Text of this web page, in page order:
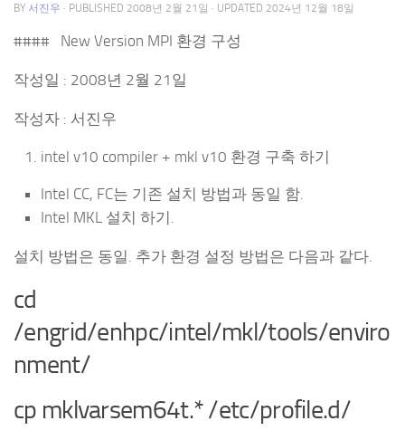
BY 서진우 · PUBLISHED 2008년 2월 21일 · UPDATED 2024년 12월 18일
#### New Version MPI 환경 구성
작성일 : 2008년 2월 21일
작성자 : 서진우
intel v10 compiler + mkl v10 환경 구축 하기
Intel CC, FC는 기존 설치 방법과 동일 함.
Intel MKL 설치 하기.
설치 방법은 동일. 추가 환경 설정 방법은 다음과 같다.
cd
/engrid/enhpc/intel/mkl/tools/enviro
nment/
cp mklvarsem64t.* /etc/profile.d/